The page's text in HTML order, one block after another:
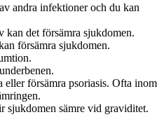
andra infektioner och du kan
kan det försämra sjukdomen.
försämra sjukdomen.
eller försämra psoriasis. Ofta inom
sjukdomen sämre vid graviditet.